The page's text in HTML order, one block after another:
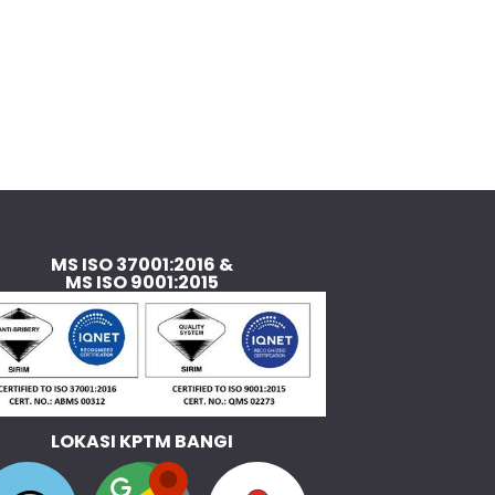
MS ISO 37001:2016 &
MS ISO 9001:2015
LOKASI KPTM BANGI